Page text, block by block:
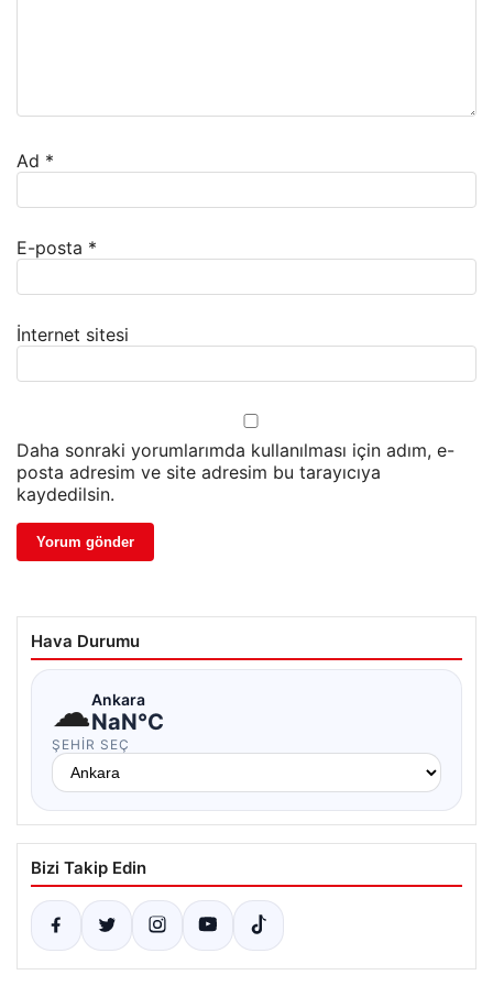
Ad *
E-posta *
İnternet sitesi
Daha sonraki yorumlarımda kullanılması için adım, e-
posta adresim ve site adresim bu tarayıcıya
kaydedilsin.
Hava Durumu
☁Ankara
NaN°C
ŞEHIR SEÇ
Bizi Takip Edin